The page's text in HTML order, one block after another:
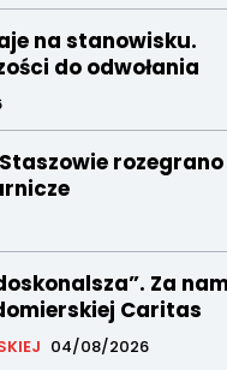
na stanowisku.
do odwołania
rozegrano
Za
Caritas
04/08/2026